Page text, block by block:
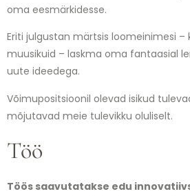
oma eesmärkidesse.
Eriti julgustan märtsis loomeinimesi –
muusikuid – laskma oma fantaasial
uute ideedega.
Võimupositsioonil olevad isikud
mõjutavad meie tulevikku oluliselt.
Töö
Töös saavutatakse edu